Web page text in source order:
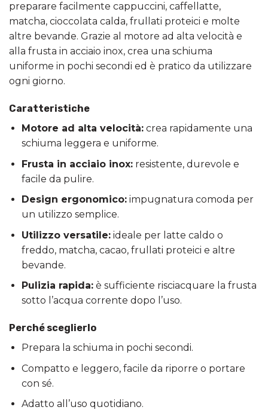
preparare facilmente cappuccini, caffellatte,
matcha, cioccolata calda, frullati proteici e molte
altre bevande. Grazie al motore ad alta velocità e
alla frusta in acciaio inox, crea una schiuma
uniforme in pochi secondi ed è pratico da utilizzare
ogni giorno.
Caratteristiche
Motore ad alta velocità:crea rapidamente una
schiuma leggera e uniforme.
Frusta in acciaio inox:resistente, durevole e
facile da pulire.
Design ergonomico:impugnatura comoda per
un utilizzo semplice.
Utilizzo versatile:ideale per latte caldo o
freddo, matcha, cacao, frullati proteici e altre
bevande.
Pulizia rapida:è sufficiente risciacquare la frusta
sotto l’acqua corrente dopo l’uso.
Perché sceglierlo
Prepara la schiuma in pochi secondi.
Compatto e leggero, facile da riporre o portare
con sé.
Adatto all’uso quotidiano.